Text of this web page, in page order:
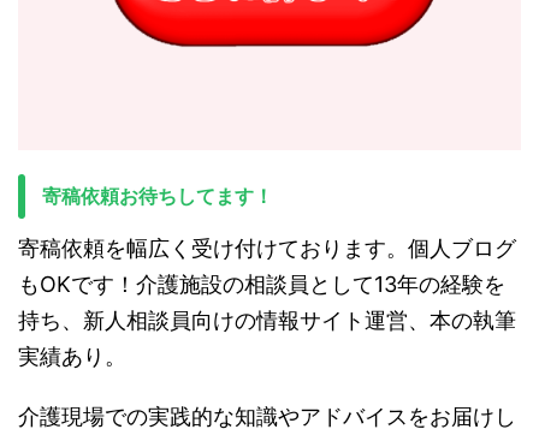
寄稿依頼お待ちしてます！
寄稿依頼を幅広く受け付けております。個人ブログ
もOKです！介護施設の相談員として13年の経験を
持ち、新人相談員向けの情報サイト運営、本の執筆
実績あり。
介護現場での実践的な知識やアドバイスをお届けし